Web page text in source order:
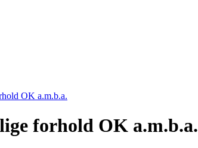
OK a.m.b.a.
forhold OK a.m.b.a.